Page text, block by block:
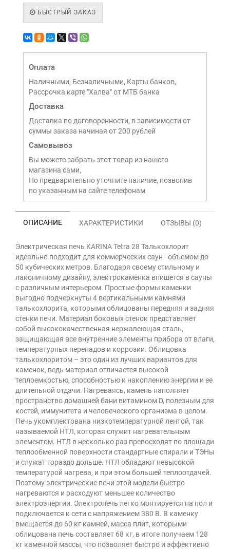
БЫСТРЫЙ ЗАКАЗ
Оплата
Наличными, Безналичными, Карты банков,
Рассрочка карте "Халва" от МТБ банка
Доставка
Доставка по договоренности, в зависимости от
суммы заказа начиная от 200 рублей
Самовывоз
Вы можете забрать этот товар из нашего
магазина сами,
Но предварительно уточните наличие, позвонив
по указанным на сайте телефонам
ОПИСАНИЕ ХАРАКТЕРИСТИКИ ОТЗЫВЫ (0)
Электрическая печь KARINA Tetra 28 Талькохлорит
идеально подходит для коммерческих саун - объемом до
50 кубических метров. Благодаря своему стильному и
лаконичному дизайну, электрокаменка впишется в сауны
с различным интерьером. Простые формы каменки
выгодно подчеркнуты 4 вертикальными камнями
талькохлорита, которыми облицованы передняя и задняя
стенки печи. Материал боковых стенок представляет
собой высококачественная нержавеющая сталь,
защищающая все внутренние элементы прибора от влаги,
температурных перепадов и коррозии. Облицовка
талькохлоритом – это один из лучших вариантов для
каменок, ведь материал отличается высокой
теплоемкостью, способностью к накоплению энергии и ее
длительной отдачи. Нагреваясь, камень наполняет
пространство домашней бани витамином D, полезным для
костей, иммунитета и человеческого организма в целом.
Печь укомплектована низкотемпературной лентой, так
называемой НТЛ, которая служит нагревательным
элементом. НТЛ в несколько раз превосходят по площади
теплообменной поверхности стандартные спирали и ТЭНы
и служат гораздо дольше. НТЛ обладают невысокой
температурой нагрева, и при этом большей теплоотдачей.
Поэтому электрические печи этой модели быстро
нагреваются и расходуют меньшее количество
электроэнергии. Электропечь легко монтируется на пол и
подключается к сети с напряжением 380 В. В каменку
вмещается до 60 кг камней, масса плит, которыми
облицована печь составляет 68 кг, в итоге получаем 128
кг каменной массы, что позволяет быстро и эффективно